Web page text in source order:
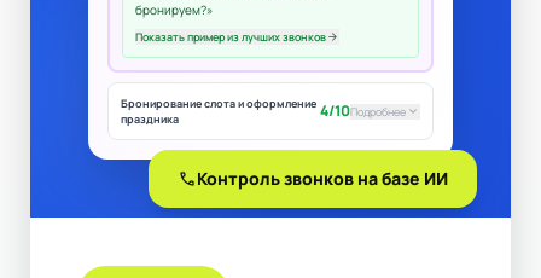
бронируем?»
Показать пример из лучших звонковarrow_forward
Бронирование слота и оформление
праздника
4/10Подробнее keyboard_arrow_down
callКонтроль звонков на базе ИИ